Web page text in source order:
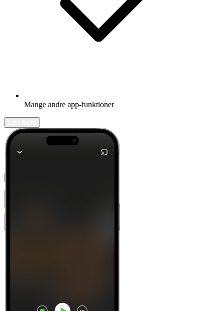
Mange andre app-funktioner